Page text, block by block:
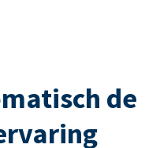
de